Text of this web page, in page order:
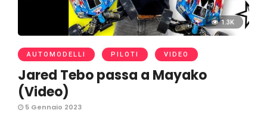
1.3K
AUTOMODELLI PILOTI VIDEO
Jared Tebo passa a Mayako
(Video)
5 Gennaio 2023